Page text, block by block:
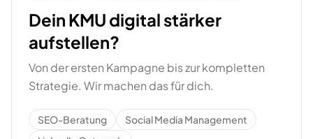
Dein KMU digital stärker
aufstellen?
Von der ersten Kampagne bis zur kompletten
Strategie. Wir machen das für dich.
SEO-Beratung
Social Media Management